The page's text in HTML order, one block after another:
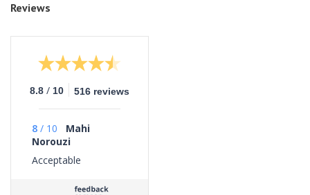
Reviews
8.8 / 10 516 reviews
8 / 10
Mahi
Norouzi
Acceptable